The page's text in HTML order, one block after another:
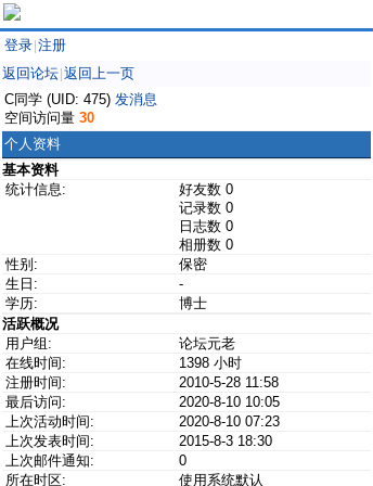
登录 注册
返回论坛 返回上一页
C同学 (UID: 475) 发消息
空间访问量 30
个人资料
基本资料
统计信息:
好友数 0
记录数 0
日志数 0
相册数 0
性别:
保密
生日:
-
学历:
博士
活跃概况
用户组:
论坛元老
在线时间:
1398 小时
注册时间:
2010-5-28 11:58
最后访问:
2020-8-10 10:05
上次活动时间:
2020-8-10 07:23
上次发表时间:
2015-8-3 18:30
上次邮件通知:
0
所在时区:
使用系统默认